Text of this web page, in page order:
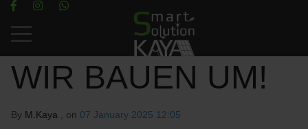
Mobile Menu Toggle
WIR BAUEN UM!
By M.Kaya , on 07 January 2025 12:05